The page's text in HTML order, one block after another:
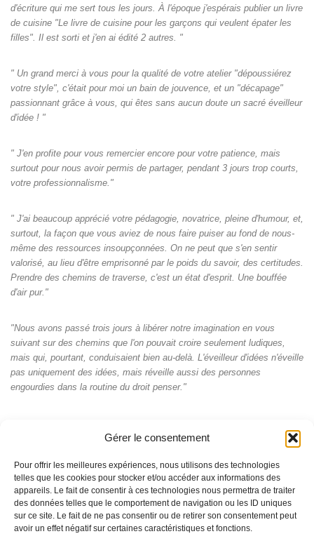
Gérer le consentement
Pour offrir les meilleures expériences, nous utilisons des technologies
telles que les cookies pour stocker et/ou accéder aux informations des
appareils. Le fait de consentir à ces technologies nous permettra de traiter
des données telles que le comportement de navigation ou les ID uniques
sur ce site. Le fait de ne pas consentir ou de retirer son consentement peut
avoir un effet négatif sur certaines caractéristiques et fonctions.
d'écriture qui me sert tous les jours. À l'époque j'espérais publier un livre
de cuisine "Le livre de cuisine pour les garçons qui veulent épater les
filles". Il est sorti et j'en ai édité 2 autres. "
" Un grand merci à vous pour la qualité de votre atelier "dépoussiérez
votre style", c'était pour moi un bain de jouvence, et un "décapage"
passionnant grâce à vous, qui êtes sans aucun doute un sacré éveilleur
d'idée ! "
" J'en profite pour vous remercier encore pour votre patience, mais
surtout pour nous avoir permis de partager, pendant 3 jours trop courts,
votre professionnalisme."
" J'ai beaucoup apprécié votre pédagogie, novatrice, pleine d'humour, et,
surtout, la façon que vous aviez de nous faire puiser au fond de nous-
même des ressources insoupçonnées. On ne peut que s'en sentir
valorisé, au lieu d'être emprisonné par le poids du savoir, des certitudes.
Prendre des chemins de traverse, c'est un état d'esprit. Une bouffée
d'air pur."
"Nous avons passé trois jours à libérer notre imagination en vous
suivant sur des chemins que l'on pouvait croire seulement ludiques,
mais qui, pourtant, conduisaient bien au-delà. L'éveilleur d'idées n'éveille
pas uniquement des idées, mais réveille aussi des personnes
engourdies dans la routine du droit penser."